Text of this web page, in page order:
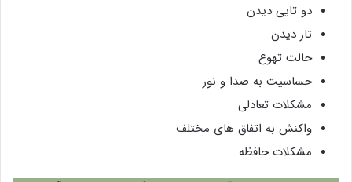
دو تایی دیدن
تار دیدن
حالت تهوع
حساسیت به صدا و نور
مشکلات تعادلی
واکنش به اتفاق های مختلف
مشکلات حافظه